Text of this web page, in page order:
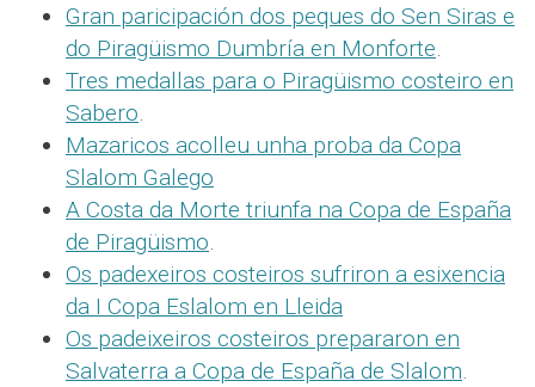
Gran paricipación dos peques do Sen Siras e
do Piragüismo Dumbría en Monforte
Tres medallas para o Piragüismo costeiro en
Sabero
Mazaricos acolleu unha proba da Copa
Slalom Galego
A Costa da Morte triunfa na Copa de España
de Piragüismo
Os padexeiros costeiros sufriron a esixencia
da I Copa Eslalom en Lleida
Os padeixeiros costeiros prepararon en
Salvaterra a Copa de España de Slalom